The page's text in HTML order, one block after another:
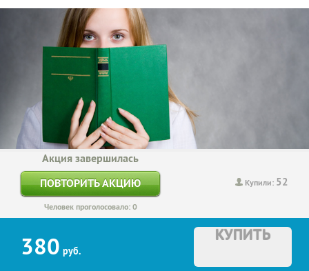
Купили: 52
Акция завершилась
ПОВТОРИТЬ АКЦИЮ
Человек проголосовало: 0
380 руб.
КУПИТЬ